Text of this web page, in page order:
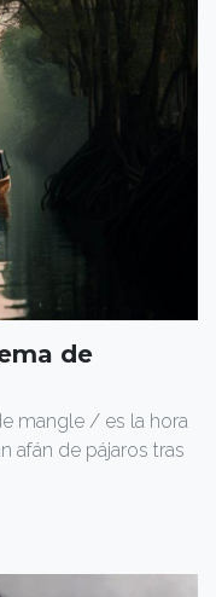
de
mangle / es la hora
afán de pájaros tras